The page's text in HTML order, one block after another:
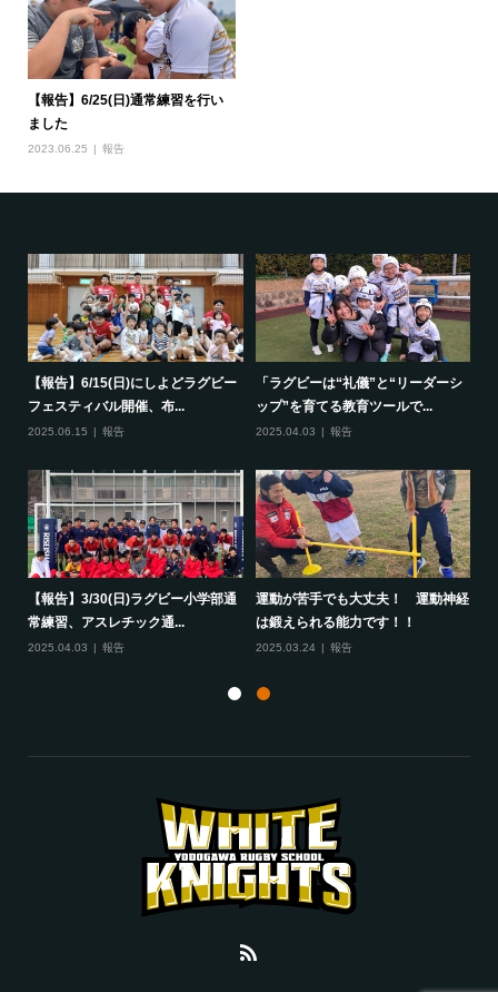
【報告】6/25(日)通常練習を行い
ました
2023.06.25 報告
【報告】6/15(日)にしよどラグビー
フェスティバル開催、布...
2025.06.15 報告
「ラグビーは“礼儀”と“リーダーシ
ップ”を育てる教育ツールで...
2025.04.03 報告
【報告】3/30(日)ラグビー小学部通
常練習、アスレチック通...
2025.04.03 報告
運動が苦手でも大丈夫！ 運動神経
は鍛えられる能力です！！
2025.03.24 報告